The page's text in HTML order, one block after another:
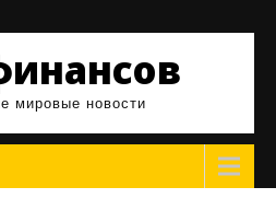
мировые новости